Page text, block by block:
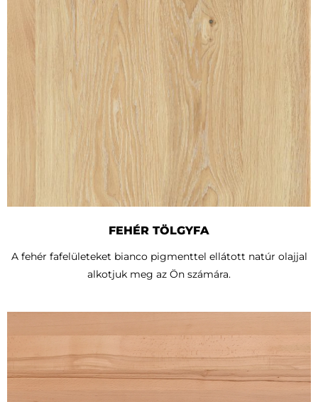
FEHÉR TÖLGYFA
A fehér fafelületeket bianco pigmenttel ellátott natúr olajjal
alkotjuk meg az Ön számára.